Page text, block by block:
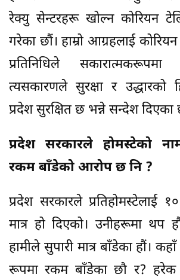
रेक्यु सेन्टरहरू खोल्न कोरियन
गरेका छौं। हाम्रो आग्रहलाई
प्रतिनिधिले
त्यसकारणले सुरक्षा र उद्धारको
प्रदेश सुरक्षित छ भन्ने सन्देश दिएका
प्रदेश सरकारले होमस्टेको
रकम बाँडेको आरोप छ नि ?
प्रदेश सरकारले प्रतिहोमस्टेलाई
मात्र हो दिएको। उनीहरूमा थप
हामीले सुपारी मात्र बाँडेका हौं।
रूपमा रकम बाँडेका छौ र? हरेक